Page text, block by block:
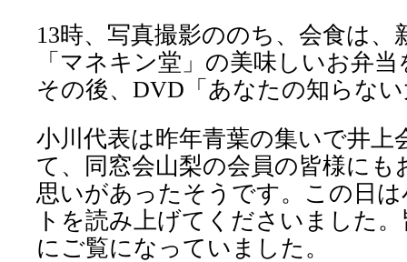
13時、写真撮影ののち、会食は、
「マネキン堂」の美味しいお弁
その後、 DVD 「あなたの知らな
小川代表は昨年青葉の集いで井上
て、同窓会山梨の会員の皆様に
思いがあったそうです。この日
トを読み上げてくださいました
にご覧になっていました。